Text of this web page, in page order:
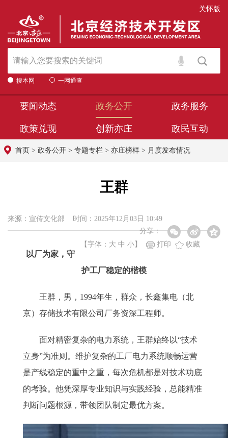
关怀版
搜本网 一网通查
要闻动态 政务公开 政务服务
政策兑现 创新亦庄 政民互动
首页 > 政务公开 > 专题专栏 > 亦庄榜样 > 月度发布情况
王群
来源：宣传文化部 时间：2025年12月03日 10:49
分享：
【字体： 大 中 小 】 打印 收藏
以厂为家，守
护工厂稳定的楷模
王群，男，1994年生，群众，长鑫集电（北
京）存储技术有限公司厂务资深工程师。
面对精密复杂的电力系统，王群始终以“技术
立身”为准则。维护复杂的工厂电力系统顺畅运营
是产线稳定的重中之重，每次危机都是对技术功底
的考验。他凭深厚专业知识与实践经验，总能精准
判断问题根源，带领团队制定最优方案。